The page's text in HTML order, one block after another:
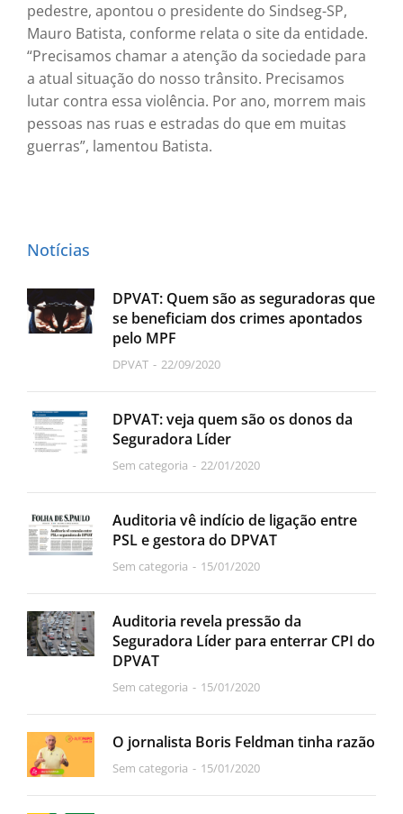
pedestre, apontou o presidente do Sindseg-SP,
Mauro Batista, conforme relata o site da entidade.
“Precisamos chamar a atenção da sociedade para
a atual situação do nosso trânsito. Precisamos
lutar contra essa violência. Por ano, morrem mais
pessoas nas ruas e estradas do que em muitas
guerras”, lamentou Batista.
Notícias
DPVAT: Quem são as seguradoras que
se beneficiam dos crimes apontados
pelo MPF
DPVAT 22/09/2020
DPVAT: veja quem são os donos da
Seguradora Líder
Sem categoria 22/01/2020
Auditoria vê indício de ligação entre
PSL e gestora do DPVAT
Sem categoria 15/01/2020
Auditoria revela pressão da
Seguradora Líder para enterrar CPI do
DPVAT
Sem categoria 15/01/2020
O jornalista Boris Feldman tinha razão
Sem categoria 15/01/2020